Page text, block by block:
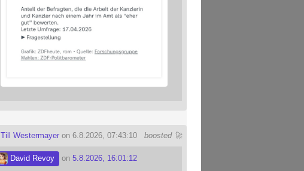
boosted 🚀
Till Westermayer on 6.8.2026, 07:43:10
David Revoy on5.8.2026, 16:01:12